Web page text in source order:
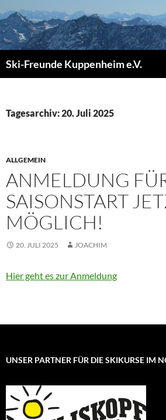
Inhalt
springen
Ski-Freunde Kuppenheim e.V.
Tagesarchiv: 20. Juli 2025
ALLGEMEIN
ANMELDUNG
SAISONSTART
MÖGLICH!
20. JULI 2025 JOACHIM
Hier geht es zur Anmeldung
UNSER PARTNER FÜR DIE SKIKURSE IM